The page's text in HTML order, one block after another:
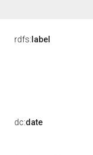
rdfs: label
dc:date